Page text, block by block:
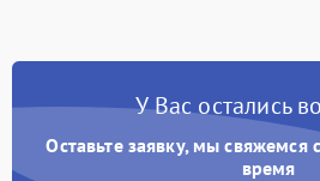
Неисправность системы
Повреждение корпуса 1000 ₽
У Вас остались
Оставьте заявку, мы
время